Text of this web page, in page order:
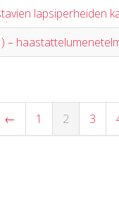
lapsiperheiden
–
← 1 2 3